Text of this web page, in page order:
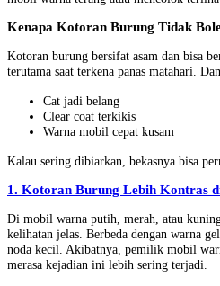
Kenapa Kotoran Burung Tidak
Kotoran burung bersifat asam dan bisa
terutama saat terkena panas matahari.
Cat jadi belang
Clear coat terkikis
Warna mobil cepat kusam
Kalau sering dibiarkan, bekasnya bisa
1. Kotoran Burung Lebih Kontras
Di mobil warna putih, merah, atau
kelihatan jelas. Berbeda dengan warna
noda kecil. Akibatnya, pemilik mobil
merasa kejadian ini lebih sering terjadi.